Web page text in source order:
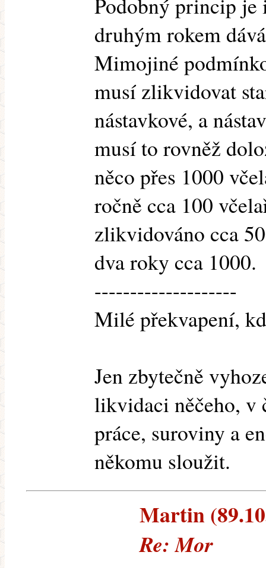
druhým rokem
Mimojiné
musí zlikvidovat
nástavkové, a
musí to rovněž
něco přes 1000
ročně cca 100
zlikvidováno cca
dva roky cca 1000.
--------------------
Milé překvapení,
Jen zbytečně
likvidaci něčeho, v
práce, suroviny a
někomu sloužit.
Martin
Re: Mor